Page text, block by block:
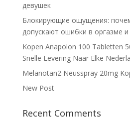
девушек
Блокирующие ощущения:
допускают ошибки в оргазме
Kopen Anapolon 100 Tabletten
Snelle Levering Naar Elke
Melanotan2 Neusspray 20mg
New Post
Recent Comments